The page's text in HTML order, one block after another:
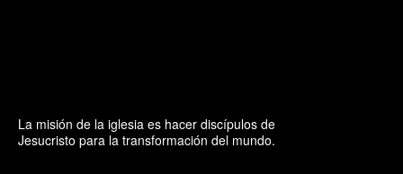
La misión de la iglesia es hacer discípulos de
Jesucristo para la transformación del mundo.